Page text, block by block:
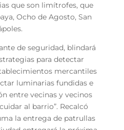
que son limítrofes, que
Ocho de Agosto, San
de seguridad, blindará
para detectar
mercantiles
luminarias fundidas e
entre vecinas y vecinos
al barrio”. Recalcó
la entrega de patrullas